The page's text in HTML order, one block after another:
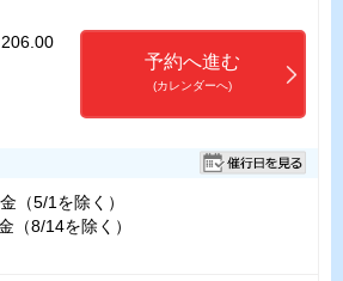
予約へ進む
(カレンダーへ)
（5/1を除く）
（8/14を除く）